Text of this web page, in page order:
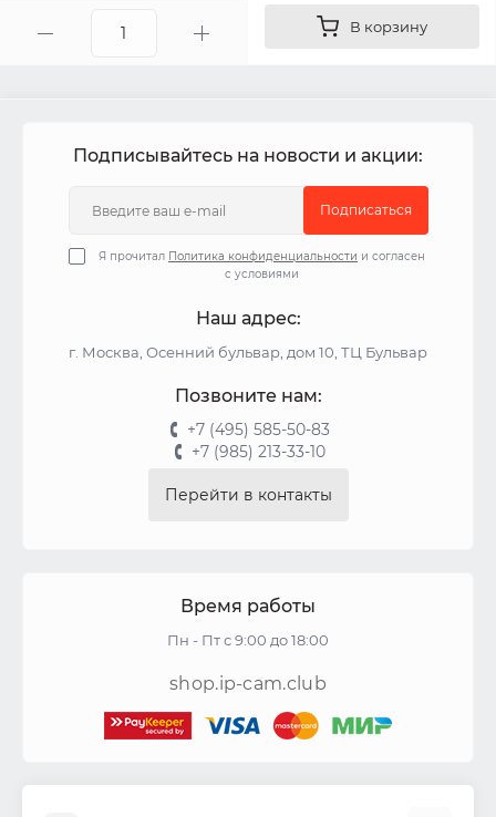
В корзину
Подписывайтесь на новости и акции:
Подписаться
Я прочитал Политика конфиденциальности и согласен
с условиями
Наш адрес:
г. Москва, Осенний бульвар, дом 10, ТЦ Бульвар
Позвоните нам:
+7 (495) 585-50-83
+7 (985) 213-33-10
Перейти в контакты
Время работы
Пн - Пт с 9:00 до 18:00
shop.ip-cam.club